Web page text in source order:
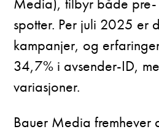
spotter. Per juli 2025 er
kampanjer, og
34,7% i avsender-ID,
variasjoner.
Bauer Media fremhever